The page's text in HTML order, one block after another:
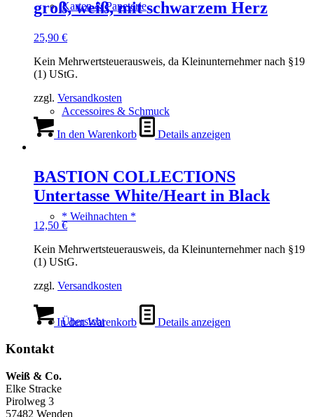
Karten & Papeterie
Accessoires & Schmuck
* Weihnachten *
Übersicht
groß, weiß, mit schwarzem Herz
25,90 €
Kein Mehrwertsteuerausweis, da Kleinunternehmer nach §19
(1) UStG.
zzgl. Versandkosten
In den Warenkorb Details anzeigen
BASTION COLLECTIONS
Untertasse White/Heart in Black
12,50 €
Kein Mehrwertsteuerausweis, da Kleinunternehmer nach §19
(1) UStG.
zzgl. Versandkosten
In den Warenkorb Details anzeigen
Kontakt
Weiß & Co.
Elke Stracke
Pirolweg 3
57482 Wenden